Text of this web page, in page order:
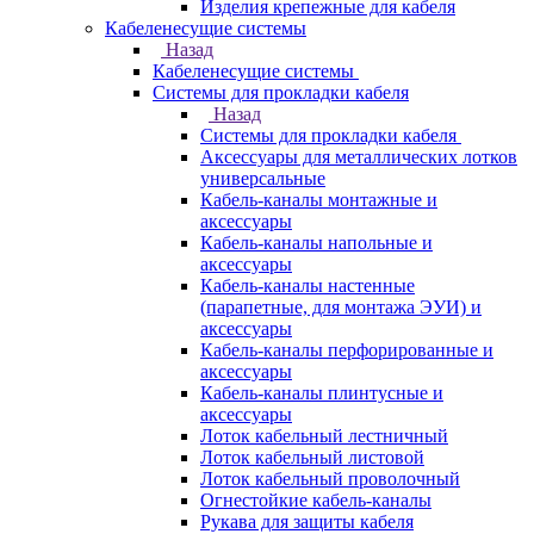
Изделия крепежные для кабеля
Кабеленесущие системы
Назад
Кабеленесущие системы
Системы для прокладки кабеля
Назад
Системы для прокладки кабеля
Аксессуары для металлических лотков
универсальные
Кабель-каналы монтажные и
аксессуары
Кабель-каналы напольные и
аксессуары
Кабель-каналы настенные
(парапетные, для монтажа ЭУИ) и
аксессуары
Кабель-каналы перфорированные и
аксессуары
Кабель-каналы плинтусные и
аксессуары
Лоток кабельный лестничный
Лоток кабельный листовой
Лоток кабельный проволочный
Огнестойкие кабель-каналы
Рукава для защиты кабеля